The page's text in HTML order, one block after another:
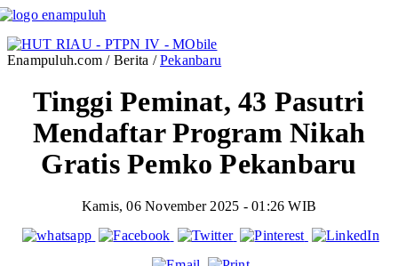
Enampuluh.com / Berita /Pekanbaru
Tinggi Peminat, 43 Pasutri
Mendaftar Program Nikah
Gratis Pemko Pekanbaru
Kamis, 06 November 2025 - 01:26 WIB